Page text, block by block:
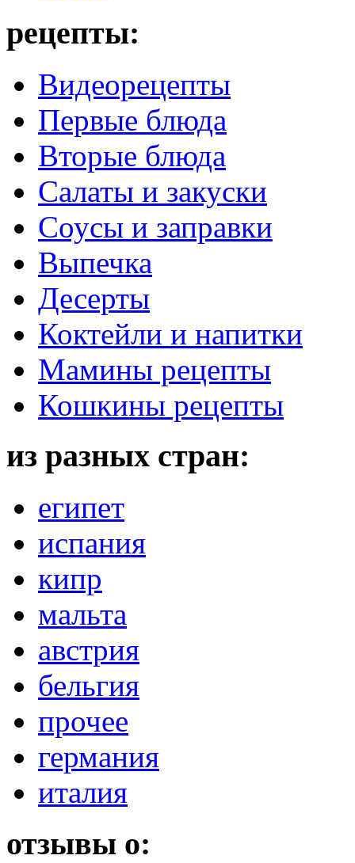
рецепты:
Видеорецепты
Первые блюда
Вторые блюда
Салаты и закуски
Соусы и заправки
Выпечка
Десерты
Коктейли и напитки
Мамины рецепты
Кошкины рецепты
из разных стран:
египет
испания
кипр
мальта
австрия
бельгия
прочее
германия
италия
отзывы о: